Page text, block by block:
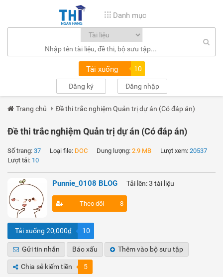
Danh mục
Tải xuống 10
Đăng ký Đăng nhập
Trang chủ Đề thi trắc nghiệm Quản trị dự án (Có đáp án)
Đề thi trắc nghiệm Quản trị dự án (Có đáp án)
Số trang: 37 Loại file: DOC Dung lượng: 2.9 MB Lượt xem: 20537
Lượt tải: 10
Punnie_0108 BLOG Tải lên: 3 tài liệu
Theo dõi 8
Tải xuống 20,000₫ 10
Gửi tin nhắn Báo xấu Thêm vào bộ sưu tập
Chia sẻ kiếm tiền 5